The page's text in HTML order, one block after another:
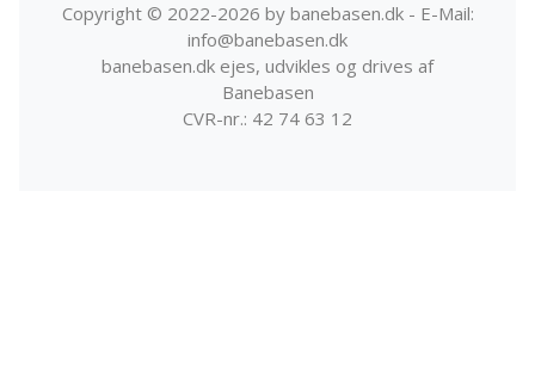
Copyright © 2022-2026 by banebasen.dk - E-Mail:
info@banebasen.dk
banebasen.dk ejes, udvikles og drives af
Banebasen
CVR-nr.: 42 74 63 12